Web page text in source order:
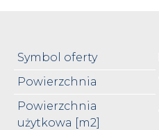
Symbol oferty
Powierzchnia
Powierzchnia
użytkowa [m2]